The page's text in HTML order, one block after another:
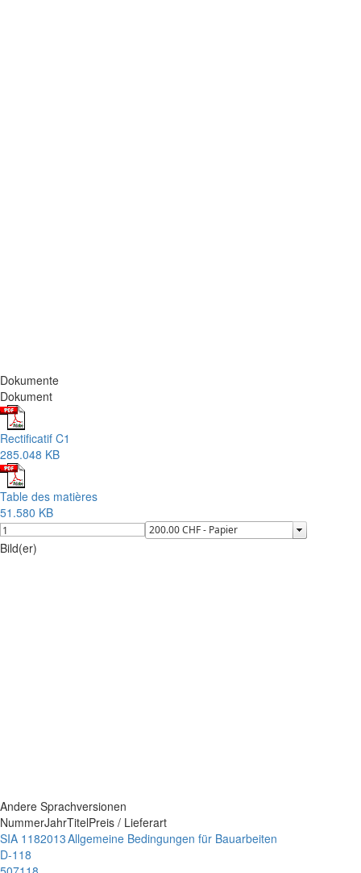
Dokumente
Dokument
Rectificatif C1
285.048 KB
Table des matières
51.580 KB
Bild(er)
Andere Sprachversionen
NummerJahrTitelPreis / Lieferart
SIA 118
D-118
2013Allgemeine Bedingungen für Bauarbeiten